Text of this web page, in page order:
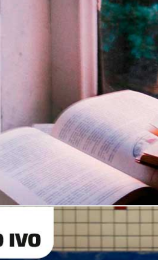
es
Bilingue - Anos
Finais
FUNDAMENTAL
Reduzidas